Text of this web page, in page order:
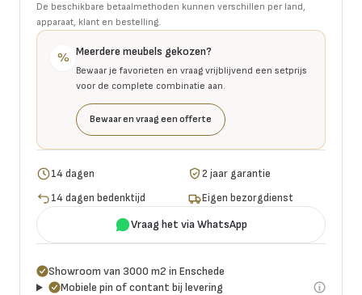
De beschikbare betaalmethoden kunnen verschillen per land,
apparaat, klant en bestelling.
% Meerdere meubels gekozen?
Bewaar je favorieten en vraag vrijblijvend een setprijs
voor de complete combinatie aan.
Bewaar en vraag een offerte
14 dagen
2 jaar garantie
14 dagen bedenktijd
Eigen bezorgdienst
Vraag het via WhatsApp
Showroom van 3000 m2 in Enschede
Mobiele pin of contant bij levering